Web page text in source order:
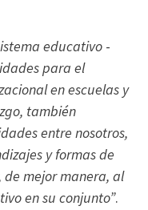
educativo -
para el
en escuelas y
también
entre nosotros,
y formas de
mejor manera, al
en su conjunto”.